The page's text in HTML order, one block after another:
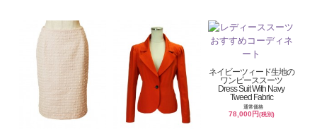
ネイビーツィード生地の
ワンピーススーツ
Dress Suit With Navy
Tweed Fabric
通常価格
78,000円 (税別)